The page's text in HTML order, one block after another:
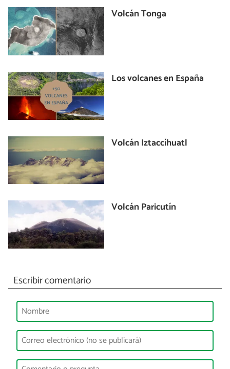
Volcán Tonga
Los volcanes en España
Volcán Iztaccíhuatl
Volcán Paricutín
Escribir comentario